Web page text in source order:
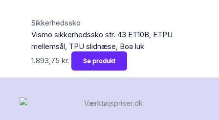
Sikkerhedssko
Vismo sikkerhedssko str. 43 ET10B, ETPU
mellemsål, TPU slidnæse, Boa luk
1.893,75 kr. Se produkt